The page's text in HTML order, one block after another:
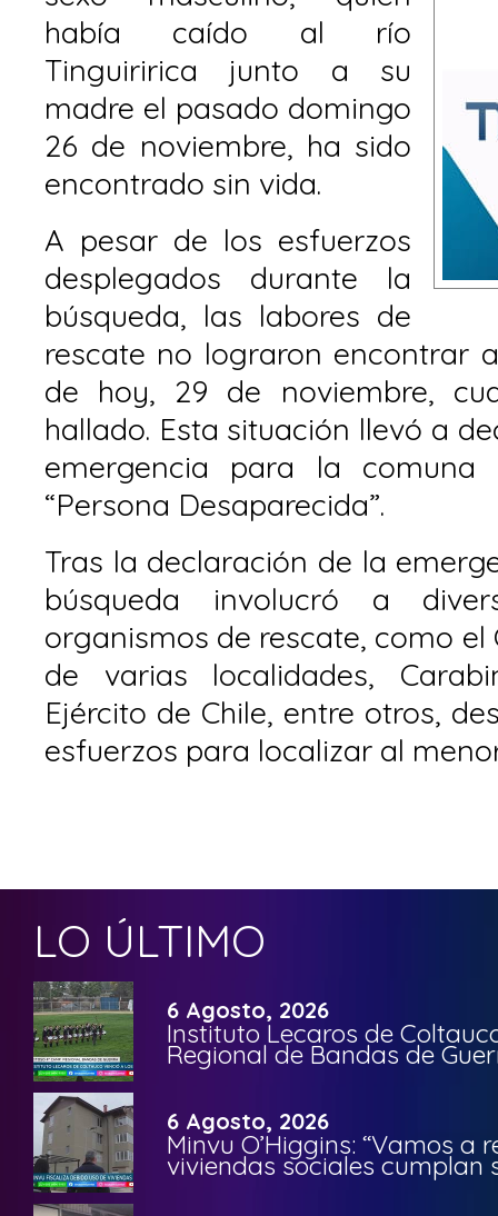
había caído al río
Tinguiririca junto a su
madre el pasado domingo
26 de noviembre, ha sido
encontrado sin vida.
A pesar de los esfuerzos
desplegados durante la
búsqueda, las labores de
rescate no lograron encontrar
de hoy, 29 de noviembre,
hallado. Esta situación llevó a
emergencia para la
“Persona Desaparecida”.
Tras la declaración de la
búsqueda involucró a
organismos de rescate, como el
de varias localidades,
Ejército de Chile, entre otros,
esfuerzos para localizar al
LO ÚLTIMO
6 Agosto, 2026
Instituto Lecaros de
Regional de Bandas de
6 Agosto, 2026
Minvu O’Higgins: “Vamos a
viviendas sociales cumplan